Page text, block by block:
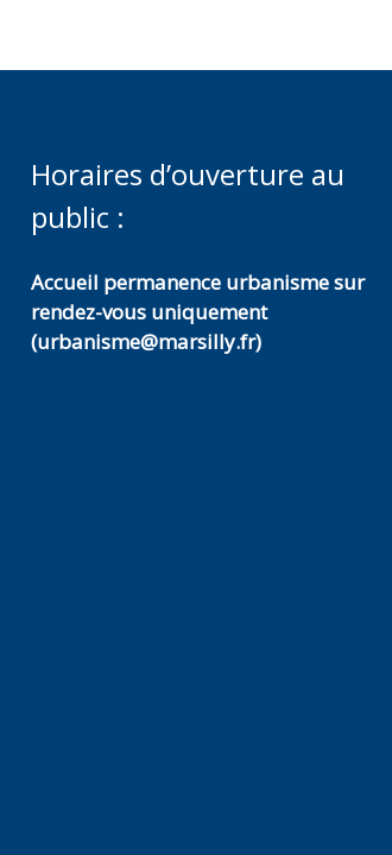
Horaires d’ouverture au
public :
Accueil permanence urbanisme sur
rendez-vous uniquement
(urbanisme@marsilly.fr)